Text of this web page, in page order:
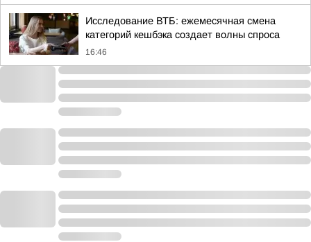
Исследование ВТБ: ежемесячная смена
категорий кешбэка создает волны спроса
16:46